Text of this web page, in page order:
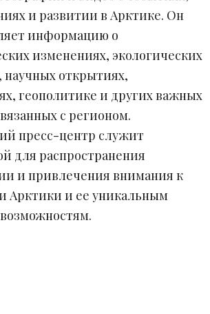
и развитии в Арктике. Он
информацию о
изменениях, экологических
научных открытиях,
геополитике и других важных
с регионом.
пресс-центр служит
для распространения
и привлечения внимания к
Арктики и ее уникальным